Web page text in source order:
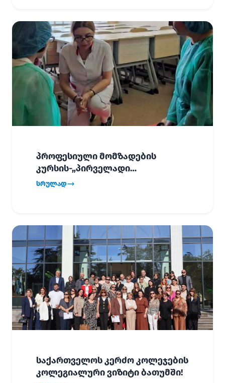
პროფესიული მომზადების
კურსის-„პირველადი
გადაუდებელი დახმარება“,
სრულად
საქართველოს კერძო კოლეჯების
კოლეგიალური ვიზიტი ბათუმში!